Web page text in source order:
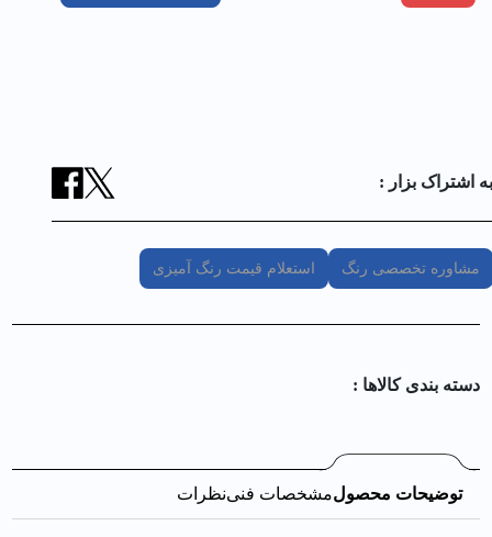
به اشتراک بزار :
مشاوره تخصصی رنگ استعلام قیمت رنگ آمیزی
دسته بندی کالا‌ها :
توضیحات محصولمشخصات فنینظرات